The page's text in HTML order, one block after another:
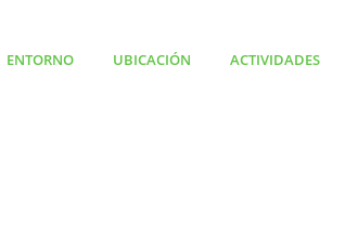
ENTORNO UBICACIÓN ACTIVIDADES